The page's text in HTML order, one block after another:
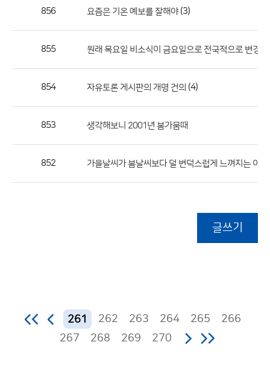
공
856 요즘은 기온 예보를 잘해야(3)
855 원래 목요일 비소식이 금요일으로 전국적으로 변경
854 자유토론 게시판의 개명 건의 (4)
853 생각해보니 2001년 봄가뭄때
852 가을날씨가 봄날씨보다 덜 변덕스럽게 느껴지는 이유
글쓰기
261 262 263 264 265
266
267
268 269 270